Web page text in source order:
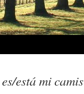
es/está mi